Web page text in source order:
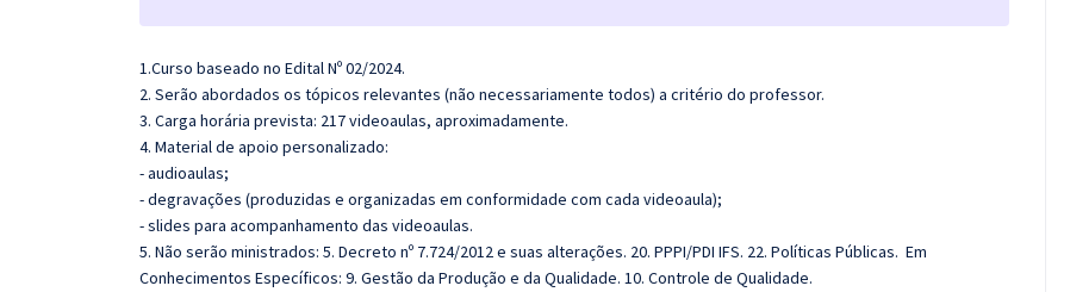
1.Curso baseado no Edital Nº 02/2024.
2. Serão abordados os tópicos relevantes (não necessariamente todos) a critério do professor.
3. Carga horária prevista: 217 videoaulas, aproximadamente.
4. Material de apoio personalizado:
- audioaulas;
- degravações (produzidas e organizadas em conformidade com cada videoaula);
- slides para acompanhamento das videoaulas.
5. Não serão ministrados: 5. Decreto nº 7.724/2012 e suas alterações. 20. PPPI/PDI IFS. 22. Políticas Públicas. Em
Conhecimentos Específicos: 9. Gestão da Produção e da Qualidade. 10. Controle de Qualidade.